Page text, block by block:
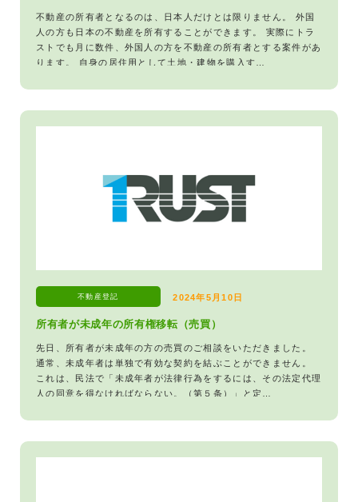
不動産の所有者となるのは、日本人だけとは限りません。 外国
人の方も日本の不動産を所有することができます。 実際にトラ
ストでも月に数件、外国人の方を不動産の所有者とする案件があ
ります。 自身の居住用として土地・建物を購入す…
所有者が未成年の所有権移転（売買）
不動産登記 2024年5月10日
先日、所有者が未成年の方の売買のご相談をいただきました。
通常、未成年者は単独で有効な契約を結ぶことができません。
これは、民法で「未成年者が法律行為をするには、その法定代理
人の同意を得なければならない。（第５条）」と定…